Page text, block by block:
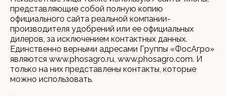
представляющие собой полную копию
официального сайта реальной компании-
производителя удобрений или ее официальных
дилеров, за исключением контактных данных.
Единственно верными адресами Группы «ФосАгро»
являются www.phosagro.ru, www.phosagro.com. И
только на них представлены контакты, которые
можно использовать.